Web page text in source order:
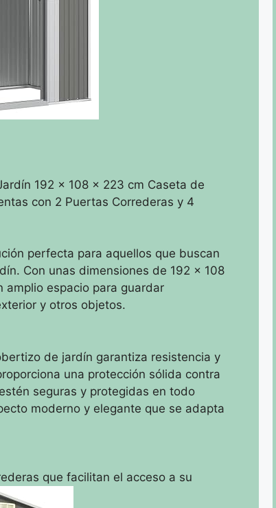
192 x 108 x 223 cm Caseta de
con 2 Puertas Correderas y 4
perfecta para aquellos que buscan
Con unas dimensiones de 192 x 108
espacio para guardar
y otros objetos.
de jardín garantiza resistencia y
una protección sólida contra
seguras y protegidas en todo
moderno y elegante que se adapta
que facilitan el acceso a su